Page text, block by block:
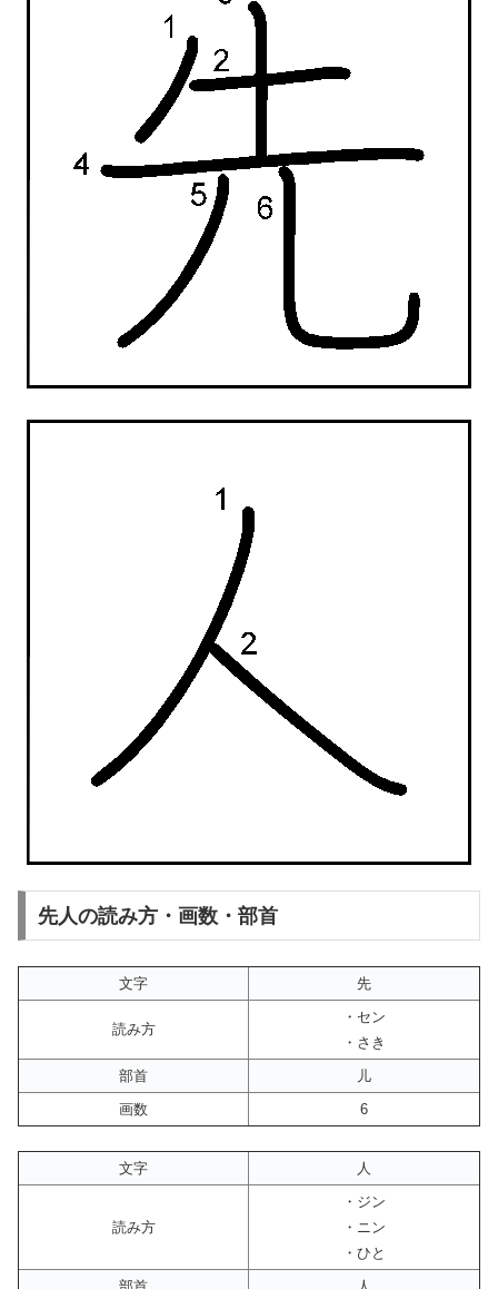
先人の読み方・画数・部首
文字 先
読み方
・セン
・さき
部首
儿
画数
6
文字 人
読み方
・ジン
・ニン
・ひと